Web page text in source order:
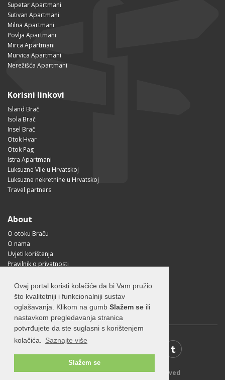
Ovaj portal koristi kolačiće da bi Vam pružio
što kvalitetniji i funkcionalniji sustav
oglašavanja. Klikom na gumb Slažem se ili
nastavkom pregledavanja stranica
potvrđujete da ste suglasni s korištenjem
kolačića.
Saznajte više
Slažem se
Supetar Apartmani
Sutivan Apartmani
Milna Apartmani
Povlja Apartmani
Mirca Apartmani
Murvica Apartmani
Nerežišća Apartmani
Korisni linkovi
Island Brač
Isola Brač
Insel Brač
Otok Hvar
Otok Pag
Istra Apartmani
Luksuzne Vile u Hrvatskoj
Luksuzne nekretnine u Hrvatskoj
Travel partners
About
O otoku Braču
O nama
Uvjeti korištenja
Pravilnik o privatnosti
Kako doći na Brač?
Visit Croatia
© 2026 Visit-Brac.com - All rights reserved